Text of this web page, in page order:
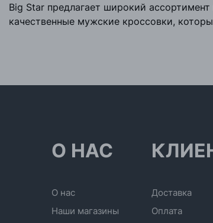
Big Star предлагает широкий
качественные мужские кроссовки,
О НАС
О нас
Наши магазины
Доставка
Оплата